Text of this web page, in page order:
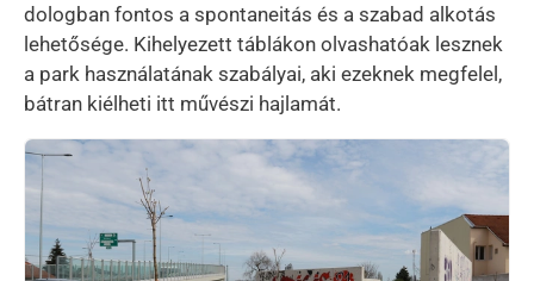
dologban fontos a spontaneitás és a szabad alkotás
lehetősége. Kihelyezett táblákon olvashatóak lesznek
a park használatának szabályai, aki ezeknek megfelel,
bátran kiélheti itt művészi hajlamát.
Kép